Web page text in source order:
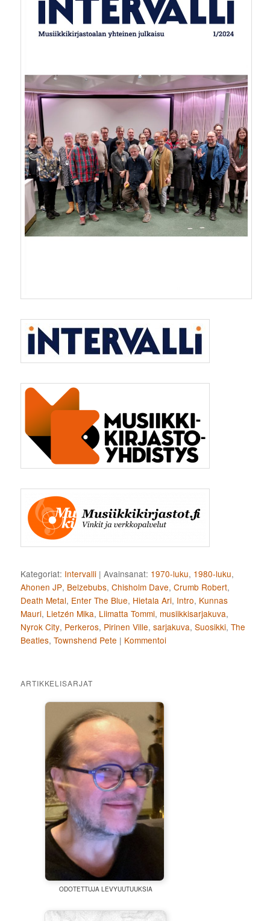
Kategoriat: Intervalli |Avainsanat: 1970-luku, 1980-luku,
Ahonen JP, Belzebubs,Chisholm Dave,Crumb Robert,
Death Metal, Enter The Blue, Hietala Ari, Intro, Kunnas
Mauri, Lietzén Mika, Liimatta Tommi, musiikkisarjakuva,
Nyrok City, Perkeros, Pirinen Ville,sarjakuva,Suosikki,The
Beatles,Townshend Pete | Kommentoi
ARTIKKELISARJAT
ODOTETTUJA LEVYUUTUUKSIA